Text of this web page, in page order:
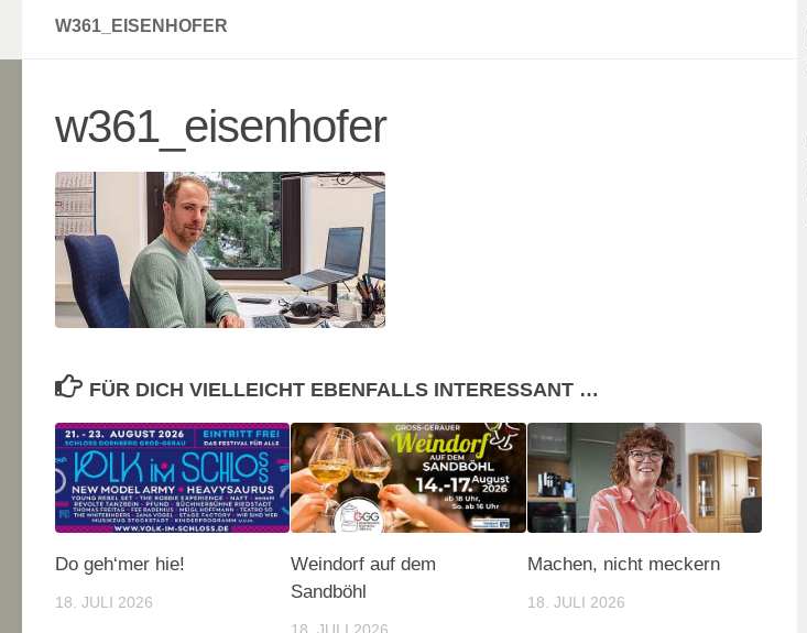
W361_EISENHOFER
w361_eisenhofer
FÜR DICH VIELLEICHT EBENFALLS INTERESSANT …
Do geh‘mer hie!
18. JULI 2026
Weindorf auf dem
Sandböhl
Machen, nicht meckern
18. JULI 2026